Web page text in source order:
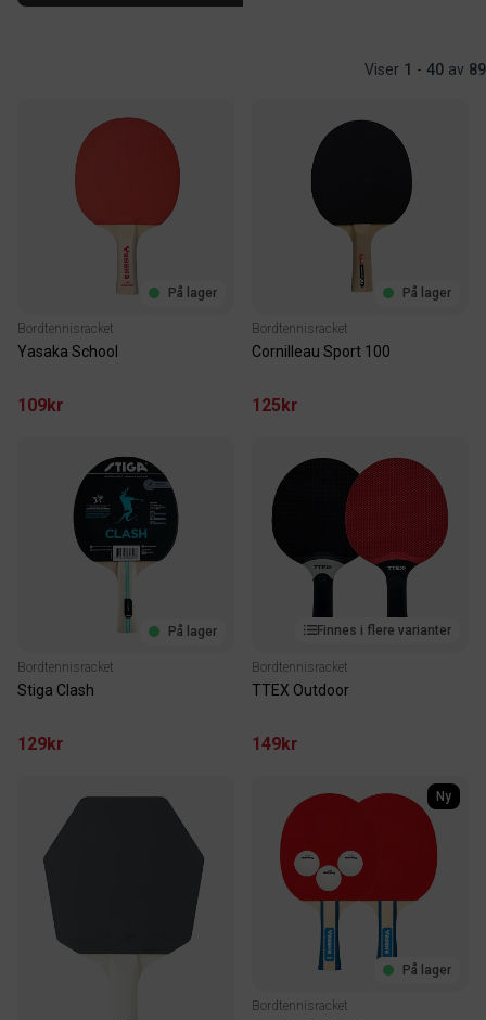
Viser 1 - 40 av 89
På lager
Bordtennisracket
Yasaka School
109kr
På lager
Bordtennisracket
Cornilleau Sport 100
125kr
På lager
Bordtennisracket
Stiga Clash
129kr
Finnes i flere varianter
Bordtennisracket
TTEX Outdoor
149kr
Ny
På lager
Bordtennisracket